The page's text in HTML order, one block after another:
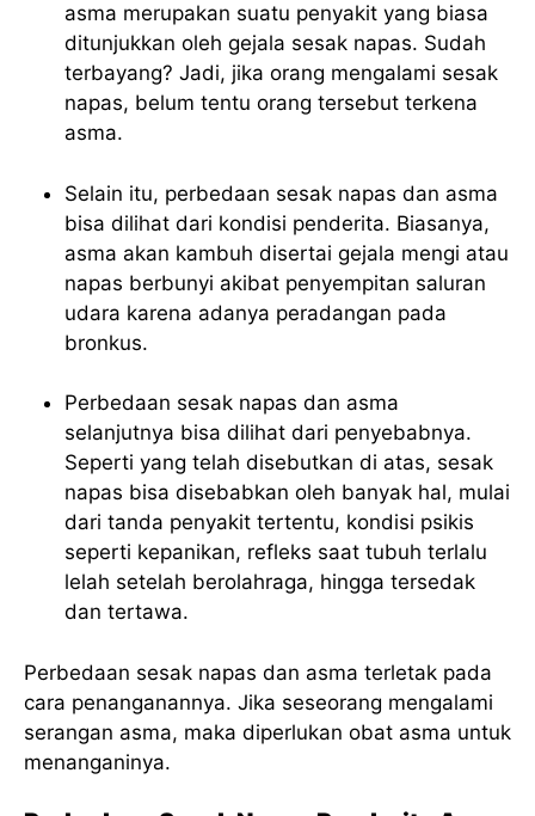
asma merupakan suatu penyakit yang biasa
ditunjukkan oleh gejala sesak napas. Sudah
terbayang? Jadi, jika orang mengalami sesak
napas, belum tentu orang tersebut terkena
asma.
Selain itu, perbedaan sesak napas dan asma
bisa dilihat dari kondisi penderita. Biasanya,
asma akan kambuh disertai gejala mengi atau
napas berbunyi akibat penyempitan saluran
udara karena adanya peradangan pada
bronkus.
Perbedaan sesak napas dan asma
selanjutnya bisa dilihat dari penyebabnya.
Seperti yang telah disebutkan di atas, sesak
napas bisa disebabkan oleh banyak hal, mulai
dari tanda penyakit tertentu, kondisi psikis
seperti kepanikan, refleks saat tubuh terlalu
lelah setelah berolahraga, hingga tersedak
dan tertawa.
Perbedaan sesak napas dan asma terletak pada
cara penanganannya. Jika seseorang mengalami
serangan asma, maka diperlukan obat asma untuk
menanganinya.